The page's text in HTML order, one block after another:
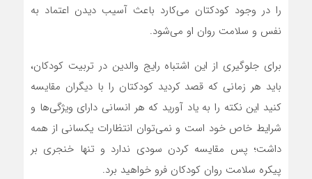
را در وجود کودکتان می‌کارد باعث آسیب دیدن اعتماد به
نفس و سلامت روان او می‌شود.
برای جلوگیری از این اشتباه رایج والدین در تربیت کودکان،
باید هر زمانی که قصد کردید کودکتان را با دیگران مقایسه
کنید این نکته را به یاد آورید که هر انسانی دارای ویژگی‌ها و
شرایط خاص خود است و نمی‌توان انتظارات یکسانی از همه
داشت؛ پس مقایسه کردن سودی ندارد و تنها خنجری بر
پیکره سلامت روان کودکان فرو خواهید برد.